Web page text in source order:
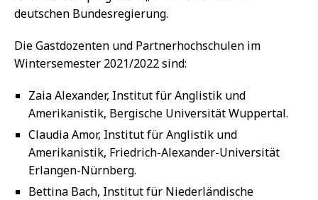
deutschen Bundesregierung.
Die Gastdozenten und Partnerhochschulen im
Wintersemester 2021/2022 sind:
Zaia Alexander, Institut für Anglistik und
Amerikanistik, Bergische Universität Wuppertal.
Claudia Amor, Institut für Anglistik und
Amerikanistik, Friedrich-Alexander-Universität
Erlangen-Nürnberg.
Bettina Bach, Institut für Niederländische